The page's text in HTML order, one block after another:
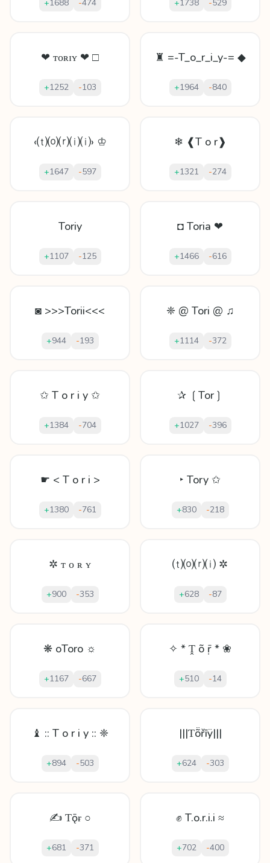
+1688 -474 +1738 -529
❤ ᴛᴏʀɪʏ ❤ □
+1252 -103
♜ =-T_o_r_i_y-= ◆
+1964 -840
‹⒯⒪⒭⒤⒤› ♔
+1647 -597
❄ ❰T o r❱
+1321 -274
Toriy
+1107 -125
◘ Toria ❤
+1466 -616
◙ >>>Torii<<<
+944 -193
❈ @ Tori @ ♫
+1114 -372
✩ T o r i y ✩
+1384 -704
✰ ❲Tor❳
+1027 -396
☛ < T o r i >
+1380 -761
‣ Tory ✩
+830 -218
✲ ᴛ ᴏ ʀ ʏ
+900 -353
⒯⒪⒭⒤ ✲
+628 -87
❋ oToro ☼
+1167 -667
✧ * Ṱ õ ṝ * ❀
+510 -14
♝ :: T o r i y :: ❈
+894 -503
|||Ƭṏřīÿ|||
+624 -303
✍ Ƭǭɍ ○
+681 -371
✊ T.o.r.i.i ≈
+702 -400